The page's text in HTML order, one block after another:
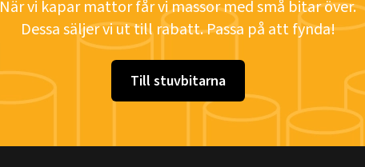
När vi kapar mattor får vi massor med små bitar över.
Dessa säljer vi ut till rabatt. Passa på att fynda!
Till stuvbitarna